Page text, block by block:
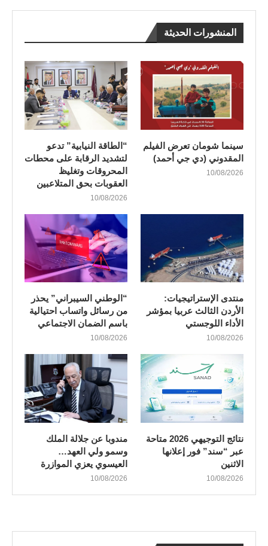
المنشورات الحديثة
سينما شومان تعرض الفيلم
المقدوني (دي جي أحمد)
10/08/2026
“الطاقة النيابية” تدعو
لتشديد الرقابة على محطات
المحروقات وتغليظ
العقوبات بحق المتلاعبين
10/08/2026
منتدى الإستراتيجيات:
الأردن الثالث عربيا بمؤشر
الأداء اللوجستي
10/08/2026
“الوطني السيبراني” يحذر
من رسائل واتساب احتيالية
باسم الضمان الاجتماعي
10/08/2026
نتائج التوجيهي 2026 متاحة
عبر “سند” فور إعلانها
الاثنين
10/08/2026
مندوبا عن جلالة الملك
وسمو ولي العهد…
العيسوي يعزي الموازرة
10/08/2026